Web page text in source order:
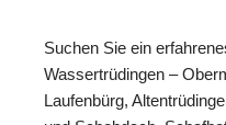
Suchen Sie ein
Wassertrüdingen –
Laufenbürg,